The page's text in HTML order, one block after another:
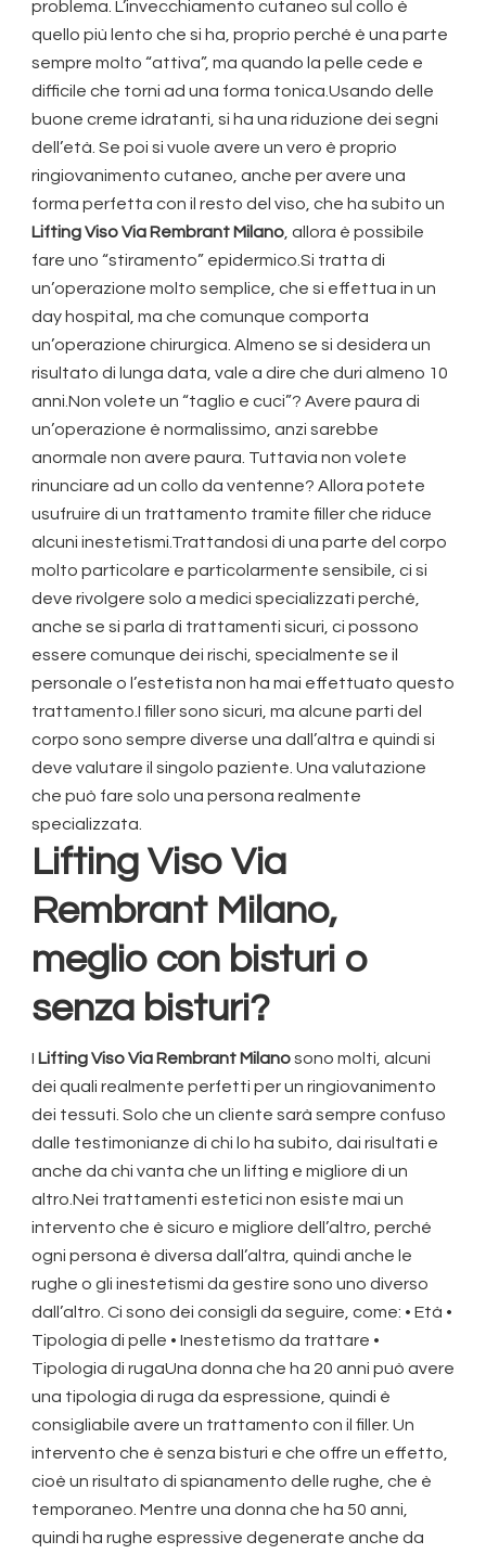
problema. L’invecchiamento cutaneo sul collo è
quello più lento che si ha, proprio perché è una parte
sempre molto “attiva”, ma quando la pelle cede e
difficile che torni ad una forma tonica.Usando delle
buone creme idratanti, si ha una riduzione dei segni
dell’età. Se poi si vuole avere un vero è proprio
ringiovanimento cutaneo, anche per avere una
forma perfetta con il resto del viso, che ha subito un
Lifting Viso Via Rembrant Milano, allora è possibile
fare uno “stiramento” epidermico.Si tratta di
un’operazione molto semplice, che si effettua in un
day hospital, ma che comunque comporta
un’operazione chirurgica. Almeno se si desidera un
risultato di lunga data, vale a dire che duri almeno 10
anni.Non volete un “taglio e cuci”? Avere paura di
un’operazione è normalissimo, anzi sarebbe
anormale non avere paura. Tuttavia non volete
rinunciare ad un collo da ventenne? Allora potete
usufruire di un trattamento tramite filler che riduce
alcuni inestetismi.Trattandosi di una parte del corpo
molto particolare e particolarmente sensibile, ci si
deve rivolgere solo a medici specializzati perché,
anche se si parla di trattamenti sicuri, ci possono
essere comunque dei rischi, specialmente se il
personale o l’estetista non ha mai effettuato questo
trattamento.I filler sono sicuri, ma alcune parti del
corpo sono sempre diverse una dall’altra e quindi si
deve valutare il singolo paziente. Una valutazione
che può fare solo una persona realmente
specializzata.
Lifting Viso Via
Rembrant Milano,
meglio con bisturi o
senza bisturi?
I Lifting Viso Via Rembrant Milanosono molti, alcuni
dei quali realmente perfetti per un ringiovanimento
dei tessuti. Solo che un cliente sarà sempre confuso
dalle testimonianze di chi lo ha subito, dai risultati e
anche da chi vanta che un lifting e migliore di un
altro.Nei trattamenti estetici non esiste mai un
intervento che è sicuro e migliore dell’altro, perché
ogni persona è diversa dall’altra, quindi anche le
rughe o gli inestetismi da gestire sono uno diverso
dall’altro. Ci sono dei consigli da seguire, come: • Età •
Tipologia di pelle • Inestetismo da trattare •
Tipologia di rugaUna donna che ha 20 anni può avere
una tipologia di ruga da espressione, quindi è
consigliabile avere un trattamento con il filler. Un
intervento che è senza bisturi e che offre un effetto,
cioè un risultato di spianamento delle rughe, che è
temporaneo. Mentre una donna che ha 50 anni,
quindi ha rughe espressive degenerate anche da